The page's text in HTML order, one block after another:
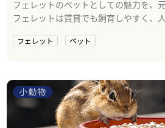
フェレットのペットとしての魅力を、
フェレットは賃貸でも飼育しやすく、
がいのあるペットになります。
フェレット ペット
小動物